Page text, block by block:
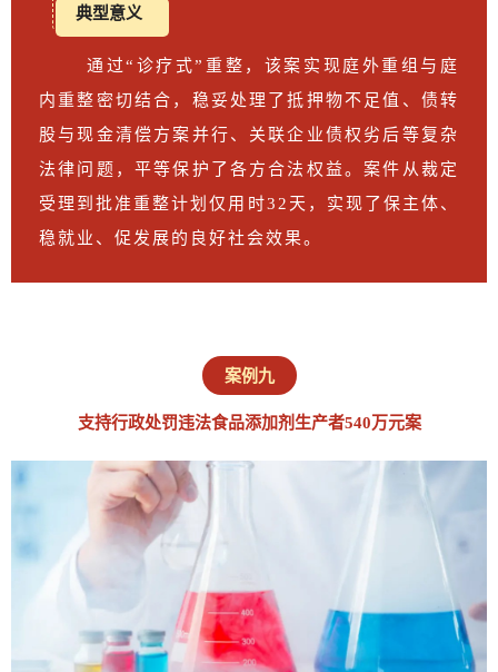
典型意义
通过“诊疗式”重整，该案实现庭外重组与庭
内重整密切结合，稳妥处理了抵押物不足值、债转
股与现金清偿方案并行、关联企业债权劣后等复杂
法律问题，平等保护了各方合法权益。案件从裁定
受理到批准重整计划仅用时32天，实现了保主体、
稳就业、促发展的良好社会效果。
案例九
支持行政处罚违法食品添加剂生产者540万元案